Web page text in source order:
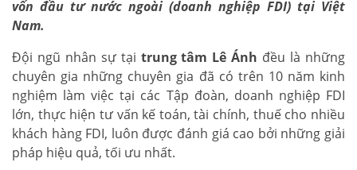
vốn đầu tư nước ngoài (doanh nghiệp FDI) tại Việt
Nam.
Đội ngũ nhân sự tại trung tâm Lê Ánh đều là những
chuyên gia những chuyên gia đã có trên 10 năm kinh
nghiệm làm việc tại các Tập đoàn, doanh nghiệp FDI
lớn, thực hiện tư vấn kế toán, tài chính, thuế cho nhiều
khách hàng FDI, luôn được đánh giá cao bởi những giải
pháp hiệu quả, tối ưu nhất.